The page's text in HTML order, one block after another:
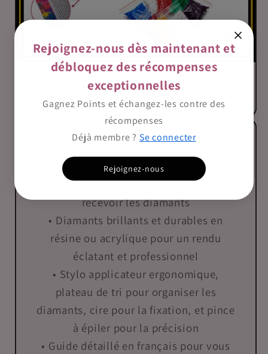
Votre kit Diamond Painting
qualité en flanelle avec motif et bords
pré-imprimé et surface adhésive prête à
recevoir les diamants
• Diamants brillants et durables en
résine ou acrylique pour un rendu
éclatant et professionnel
• Stylo applicateur ergonomique,
plateau de tri pour organiser les
diamants, cire pour la fixation, et pince
à épiler pour la précision
• Guide détaillé en français pour vous
Rejoignez-nous dès maintenant et
débloquez des récompenses
exceptionnelles
Gagnez Points et échangez-les contre des
récompenses
Déjà membre ? Se connecter
Rejoignez-nous